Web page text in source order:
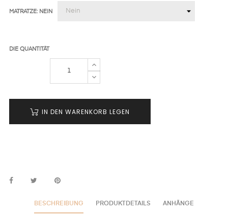
MATRATZE: NEIN
DIE QUANTITÄT
IN DEN WARENKORB LEGEN
BESCHREIBUNG PRODUKTDETAILS ANHÄNGE